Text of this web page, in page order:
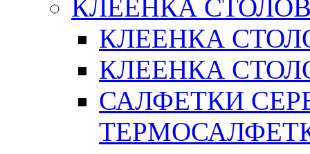
КЛЕЕНКА
КЛЕЕНКА
КЛЕЕНКА
САЛФЕТКИ